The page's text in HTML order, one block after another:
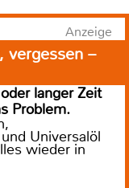
Anzeige
vergessen –
langer Zeit
Problem.
Universalöl
wieder in